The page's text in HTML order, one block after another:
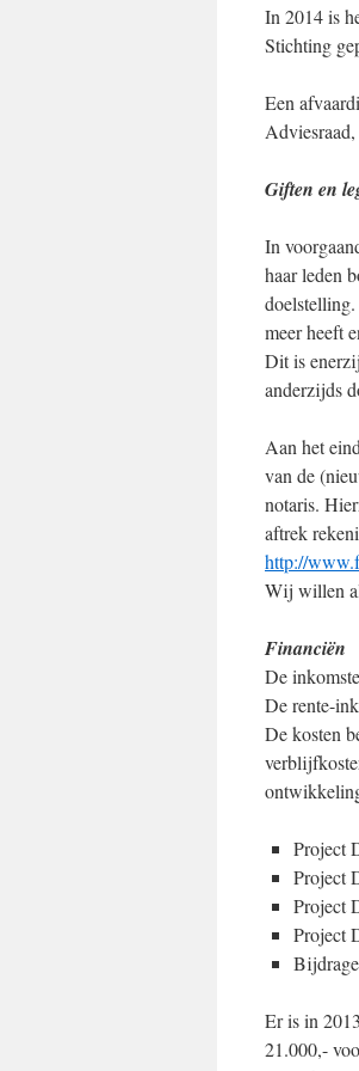
In 2014 is
Stichting
Een
Giften en
In
haar leden
meer heeft
Dit is
anderzijds
Aan het
van de
notaris.
aftrek
http://
Wij willen
Financiën
De
De rente-
De kosten
Project
Project
Project
Project
Er is in
21.000,-